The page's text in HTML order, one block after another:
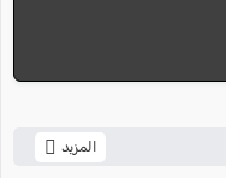
المزيد